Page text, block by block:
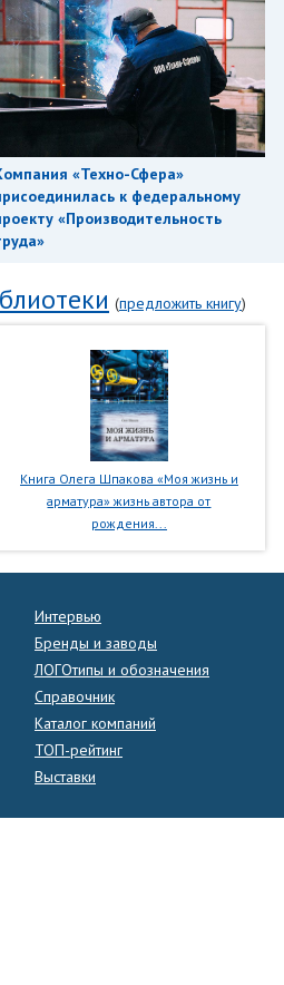
«Техно-Сфера»
к федеральному
«Производительность
(предложить книгу)
Книга Олега Шпакова «Моя жизнь и
арматура» жизнь автора от
рождения...
Интервью
Бренды и заводы
ЛОГОтипы и обозначения
Справочник
Каталог компаний
ТОП-рейтинг
Выставки